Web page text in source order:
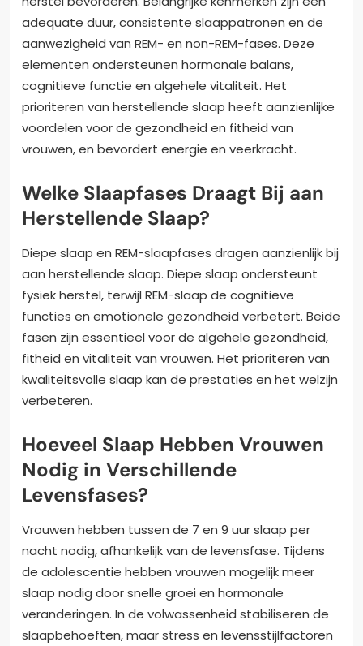
adequate duur, consistente slaappatronen en de
aanwezigheid van REM- en non-REM-fases. Deze
elementen ondersteunen hormonale balans,
cognitieve functie en algehele vitaliteit. Het
prioriteren van herstellende slaap heeft aanzienlijke
voordelen voor de gezondheid en fitheid van
vrouwen, en bevordert energie en veerkracht.
Welke Slaapfases Draagt Bij aan
Herstellende Slaap?
Diepe slaap en REM-slaapfases dragen aanzienlijk bij
aan herstellende slaap. Diepe slaap ondersteunt
fysiek herstel, terwijl REM-slaap de cognitieve
functies en emotionele gezondheid verbetert. Beide
fasen zijn essentieel voor de algehele gezondheid,
fitheid en vitaliteit van vrouwen. Het prioriteren van
kwaliteitsvolle slaap kan de prestaties en het welzijn
verbeteren.
Hoeveel Slaap Hebben Vrouwen
Nodig in Verschillende
Levensfases?
Vrouwen hebben tussen de 7 en 9 uur slaap per
nacht nodig, afhankelijk van de levensfase. Tijdens
de adolescentie hebben vrouwen mogelijk meer
slaap nodig door snelle groei en hormonale
veranderingen. In de volwassenheid stabiliseren de
slaapbehoeften, maar stress en levensstijlfactoren